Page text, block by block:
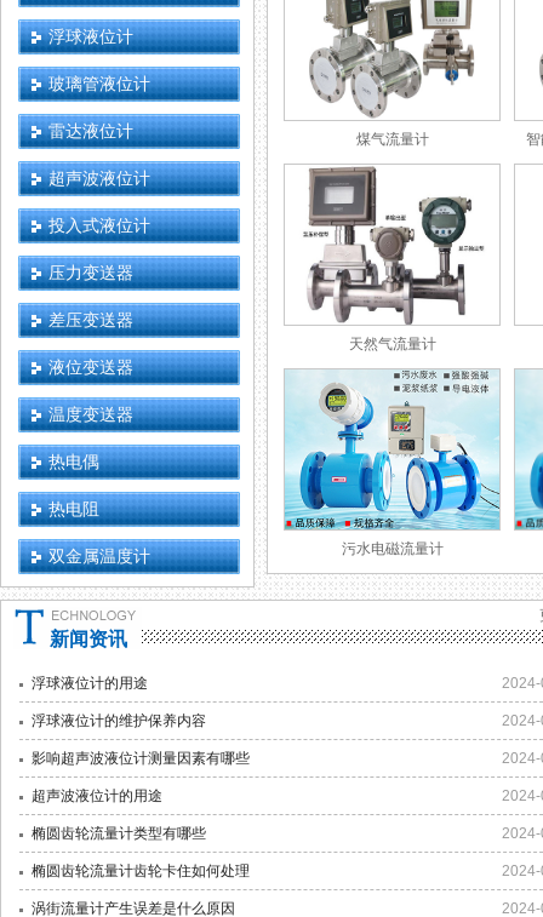
浮球液位计
玻璃管液位计
雷达液位计
超声波液位计
投入式液位计
压力变送器
差压变送器
液位变送器
温度变送器
热电偶
热电阻
双金属温度计
煤气流量计
天然气流量计
污水电磁流量计
新闻资讯
浮球液位计的用途
浮球液位计的维护保养内容
影响超声波液位计测量因素有哪些
超声波液位计的用途
椭圆齿轮流量计类型有哪些
椭圆齿轮流量计齿轮卡住如何处理
涡街流量计产生误差是什么原因